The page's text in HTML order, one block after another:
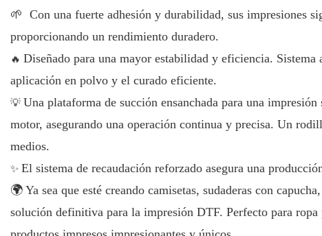
🌱 Con una fuerte adhesión y durabilidad, sus impresiones
proporcionando un rendimiento duradero.
🔥 Diseñado para una mayor estabilidad y eficiencia.
aplicación en polvo y el curado eficiente.
💡 Una plataforma de succión ensanchada para una
motor, asegurando una operación continua y precisa. Un
medios.
✨ El sistema de recaudación reforzado asegura una
🌍 Ya sea que esté creando camisetas, sudaderas con
solución definitiva para la impresión DTF. Perfecto para